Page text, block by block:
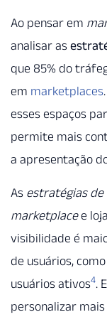
Ao pensar em
analisar as
que 85% do
em marketplaces
esses espaços
permite mais
a apresentação
As estratégias
marketplacee
visibilidade é
de usuários,
usuários ativos4.
personalizar